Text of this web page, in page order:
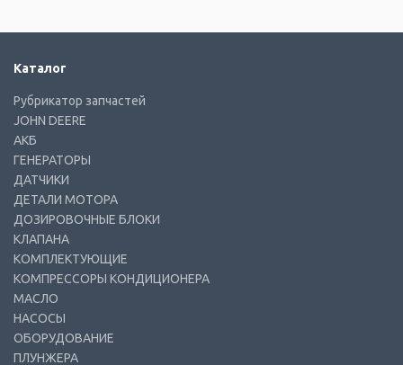
Каталог
Рубрикатор запчастей
JOHN DEERE
АКБ
ГЕНЕРАТОРЫ
ДАТЧИКИ
ДЕТАЛИ МОТОРА
ДОЗИРОВОЧНЫЕ БЛОКИ
КЛАПАНА
КОМПЛЕКТУЮЩИЕ
КОМПРЕССОРЫ КОНДИЦИОНЕРА
МАСЛО
НАСОСЫ
ОБОРУДОВАНИЕ
ПЛУНЖЕРА